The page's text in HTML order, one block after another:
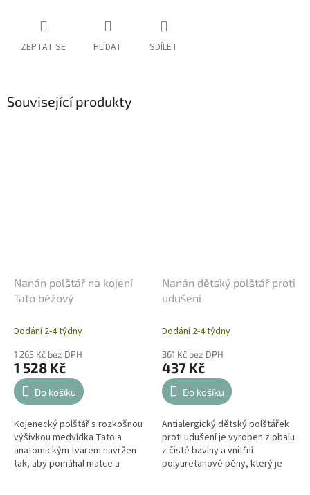
ZEPTAT SE HLÍDAT SDÍLET
Související produkty
Nanán polštář na kojení
Tato béžový
Dodání 2-4 týdny
1 263 Kč bez DPH
1 528 Kč
Do košíku
Kojenecký polštář s rozkošnou
výšivkou medvídka Tato a
anatomickým tvarem navržen
tak, aby pomáhal matce a
Nanán dětský polštář proti
udušení
Dodání 2-4 týdny
361 Kč bez DPH
437 Kč
Do košíku
Antialergický dětský polštářek
proti udušení je vyroben z obalu
z čisté bavlny a vnitřní
polyuretanové pěny, který je